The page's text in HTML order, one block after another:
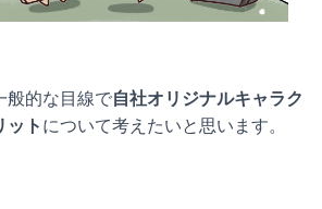
般的な目線で自社オリジナルキャラク
ット について考えたいと思います。